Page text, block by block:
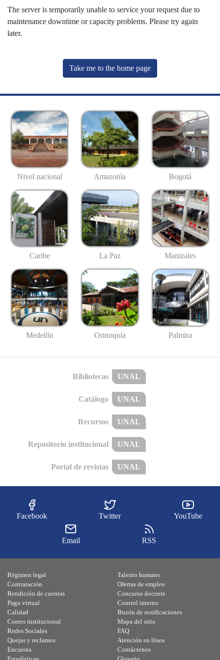
The server is temporarily unable to service your request due to
maintenance downtime or capacity problems. Please try again
later.
Take me to the home page
Nivel nacional Amazonía Bogotá
Caribe La Paz Manizales
Medellín Orinoquía Palmira
Bibliotecas UNAL
Catálogo UNAL
Recursos UNAL
Repositorio institucional UNAL
Portal de revistas UNAL
Facebook Twitter YouTube
Email RSS
Régimen legal
Contratación
Rendición de cuentas
Pago virtual
Calidad
Talento humano
Ofertas de empleo
Concurso docente
Control interno
Buzón de notificaciones
Correo institucional
Redes Sociales
Quejas y reclamos
Encuesta
Mapa del sitio
FAQ
Atención en línea
Contáctenos